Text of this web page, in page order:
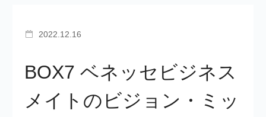
募集要項
TAMATEBAKO
2022.12.16
BOX7 ベネッセビジネス
メイトのビジョン・ミッ